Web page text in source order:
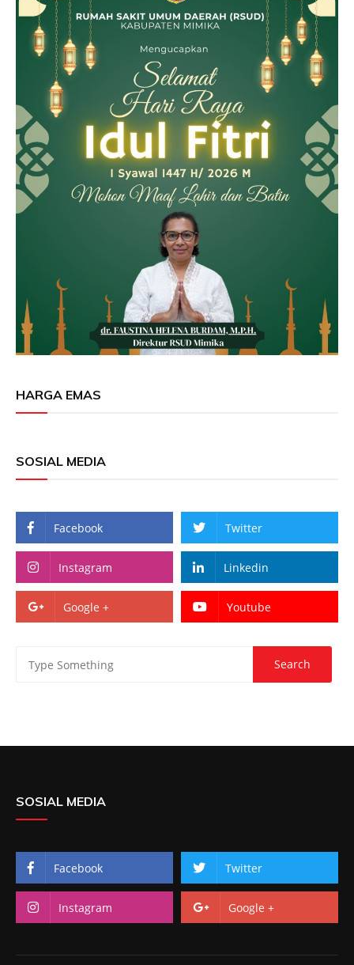
HARGA EMAS
SOSIAL MEDIA
Facebook Twitter
Instagram Linkedin
Google + Youtube
SOSIAL MEDIA
Facebook Twitter
Instagram Google +